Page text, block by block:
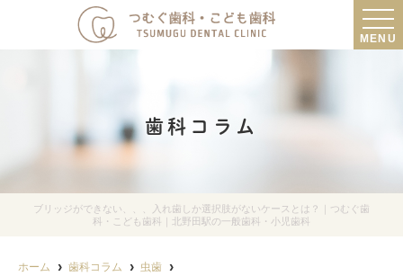
MENU
歯科コラム
ブリッジができない、、、入れ歯しか選択肢がないケースとは？｜つむぐ歯
科・こども歯科｜北野田駅の一般歯科・小児歯科
ホーム 歯科コラム
虫歯